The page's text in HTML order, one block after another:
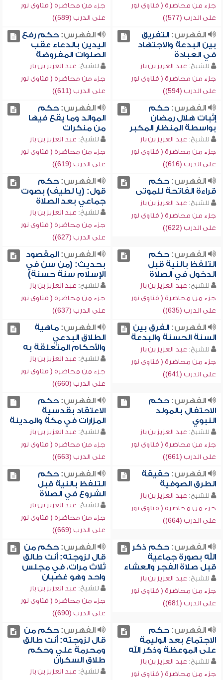
جزء من محاضرة ( فتاوى نور
على الدرب (577))
جزء من محاضرة ( فتاوى نور
على الدرب (589))
الفهرس:التفريق
بين البدعة والاجتهاد
في العبادة
للشيخ: عبد العزيز بن باز
جزء من محاضرة ( فتاوى نور
على الدرب (594))
الفهرس:حكم رفع
اليدين بالدعاء عقب
الصلوات المفروضة
للشيخ: عبد العزيز بن باز
جزء من محاضرة ( فتاوى نور
على الدرب (611))
الفهرس:حكم
إثبات هلال رمضان
بواسطة المنظار المكبر
للشيخ: عبد العزيز بن باز
جزء من محاضرة ( فتاوى نور
على الدرب (616))
الفهرس:حكم
الموالد وما يقع فيها
من منكرات
للشيخ: عبد العزيز بن باز
جزء من محاضرة ( فتاوى نور
على الدرب (619))
الفهرس:حكم
قراءة الفاتحة للموتى
للشيخ: عبد العزيز بن باز
جزء من محاضرة ( فتاوى نور
على الدرب (622))
الفهرس:حكم
قول: (يا لطيف) بصوت
جماعي بعد الصلاة
للشيخ: عبد العزيز بن باز
جزء من محاضرة ( فتاوى نور
على الدرب (627))
الفهرس:حكم
التلفظ بالنية قبل
الدخول في الصلاة
للشيخ: عبد العزيز بن باز
جزء من محاضرة ( فتاوى نور
على الدرب (635))
الفهرس:المقصود
بحديث: (من سن في
الإسلام سنة حسنة)
للشيخ: عبد العزيز بن باز
جزء من محاضرة ( فتاوى نور
على الدرب (637))
الفهرس:الفرق بين
السنة الحسنة والبدعة
للشيخ: عبد العزيز بن باز
جزء من محاضرة ( فتاوى نور
على الدرب (641))
الفهرس:ماهية
الطلاق البدعي
والأحكام المتعلقة به
للشيخ: عبد العزيز بن باز
جزء من محاضرة ( فتاوى نور
على الدرب (660))
الفهرس:حكم
الاحتفال بالمولد
النبوي
للشيخ: عبد العزيز بن باز
جزء من محاضرة ( فتاوى نور
على الدرب (661))
الفهرس:حكم
الاعتقاد بقدسية
المزارات في مكة والمدينة
للشيخ: عبد العزيز بن باز
جزء من محاضرة ( فتاوى نور
على الدرب (663))
الفهرس:حقيقة
الطرق الصوفية
للشيخ: عبد العزيز بن باز
جزء من محاضرة ( فتاوى نور
على الدرب (664))
الفهرس:حكم
التلفظ بالنية قبل
الشروع في الصلاة
للشيخ: عبد العزيز بن باز
جزء من محاضرة ( فتاوى نور
على الدرب (669))
الفهرس:حكم ذكر
الله بصورة جماعية
قبل صلاة الفجر والعشاء
للشيخ: عبد العزيز بن باز
جزء من محاضرة ( فتاوى نور
على الدرب (681))
الفهرس:حكم من
قال لزوجته: أنت طالق
ثلاث مرات، في مجلس
واحد وهو غضبان
للشيخ: عبد العزيز بن باز
جزء من محاضرة ( فتاوى نور
على الدرب (690))
الفهرس:حكم
الاجتماع بعد الوليمة
على الموعظة وذكر الله
للشيخ: عبد العزيز بن باز
جزء من محاضرة ( فتاوى نور
الفهرس:حكم من
قال لزوجته: أنت طالق
ومحرمة علي وحكم
طلاق السكران
للشيخ: عبد العزيز بن باز